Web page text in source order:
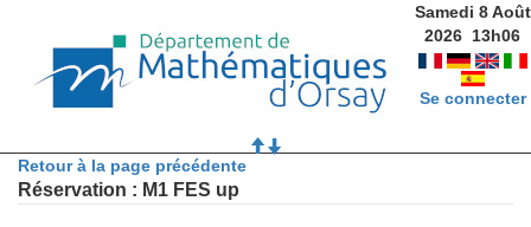
Samedi 8 Août
2026 13h06
Se connecter
Retour à la page précédente
Réservation : M1 FES up